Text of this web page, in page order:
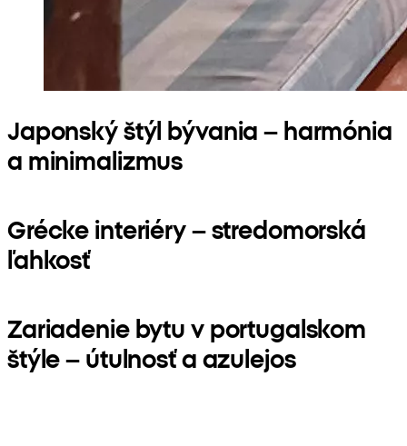
Japonský štýl bývania – harmónia
a minimalizmus
Grécke interiéry – stredomorská
ľahkosť
Zariadenie bytu v portugalskom
štýle – útulnosť a azulejos